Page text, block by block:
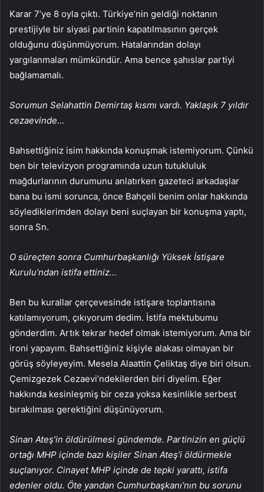
Karar 7’ye 8 oyla çıktı. Türkiye’nin geldiği noktanın
prestijiyle bir siyasi partinin kapatılmasının gerçek
olduğunu düşünmüyorum. Hatalarından dolayı
yargılanmaları mümkündür. Ama bence şahıslar partiyi
bağlamamalı.
Sorumun Selahattin Demirtaş kısmı vardı. Yaklaşık 7 yıldır
cezaevinde…
Bahsettiğiniz isim hakkında konuşmak istemiyorum. Çünkü
ben bir televizyon programında uzun tutukluluk
mağdurlarının durumunu anlatırken gazeteci arkadaşlar
bana bu ismi sorunca, önce Bahçeli benim onlar hakkında
söylediklerimden dolayı beni suçlayan bir konuşma yaptı,
sonra Sn.
O süreçten sonra Cumhurbaşkanlığı Yüksek İstişare
Kurulu’ndan istifa ettiniz…
Ben bu kurallar çerçevesinde istişare toplantısına
katılamıyorum, çıkıyorum dedim. İstifa mektubumu
gönderdim. Artık tekrar hedef olmak istemiyorum. Ama bir
ironi yapayım. Bahsettiğiniz kişiyle alakası olmayan bir
görüş söyleyeyim. Mesela Alaattin Çeliktaş diye biri olsun.
Çemizgezek Cezaevi’ndekilerden biri diyelim. Eğer
hakkında kesinleşmiş bir ceza yoksa kesinlikle serbest
bırakılması gerektiğini düşünüyorum.
Sinan Ateş’in öldürülmesi gündemde. Partinizin en güçlü
ortağı MHP içinde bazı kişiler Sinan Ateş’i öldürmekle
suçlanıyor. Cinayet MHP içinde de tepki yarattı, istifa
edenler oldu. Öte yandan Cumhurbaşkanı’nın bu sorunu